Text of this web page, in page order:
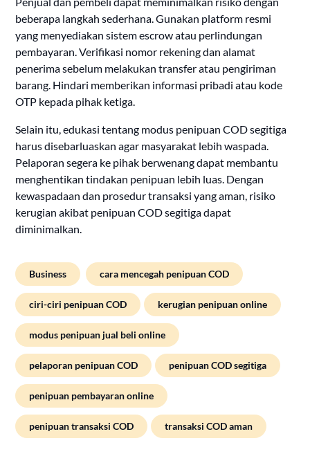
beberapa langkah sederhana. Gunakan platform resmi
yang menyediakan sistem escrow atau perlindungan
pembayaran. Verifikasi nomor rekening dan alamat
penerima sebelum melakukan transfer atau pengiriman
barang. Hindari memberikan informasi pribadi atau kode
OTP kepada pihak ketiga.
Selain itu, edukasi tentang modus penipuan COD segitiga
harus disebarluaskan agar masyarakat lebih waspada.
Pelaporan segera ke pihak berwenang dapat membantu
menghentikan tindakan penipuan lebih luas. Dengan
kewaspadaan dan prosedur transaksi yang aman, risiko
kerugian akibat penipuan COD segitiga dapat
diminimalkan.
Business cara mencegah penipuan COD
ciri-ciri penipuan COD kerugian penipuan online
modus penipuan jual beli online
pelaporan penipuan COD penipuan COD segitiga
penipuan pembayaran online
penipuan transaksi COD transaksi COD aman